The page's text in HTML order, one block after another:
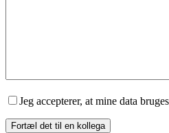
Jeg accepterer, at mine data